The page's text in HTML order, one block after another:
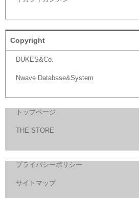
Copyright
DUKES&Co.
Nwave Database&System
トップページ
THE STORE
プライバシーポリシー
サイトマップ